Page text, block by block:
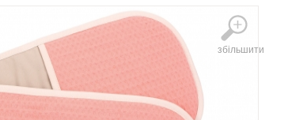
збільшити